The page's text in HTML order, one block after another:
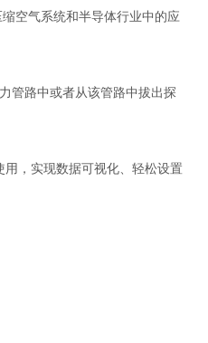
空气系统和半导体行业中的应
管路中或者从该管路中拔出探
，实现数据可视化、轻松设置